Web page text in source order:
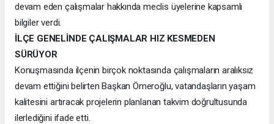
devam eden çalışmalar hakkında meclis üyelerine kapsamlı
bilgiler verdi.
İLÇE GENELİNDE ÇALIŞMALAR HIZ KESMEDEN
SÜRÜYOR
Konuşmasında ilçenin birçok noktasında çalışmaların aralıksız
devam ettiğini belirten Başkan Ömeroğlu, vatandaşların yaşam
kalitesini artıracak projelerin planlanan takvim doğrultusunda
ilerlediğini ifade etti.